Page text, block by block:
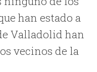
han estado a
Valladolid han
vecinos de la